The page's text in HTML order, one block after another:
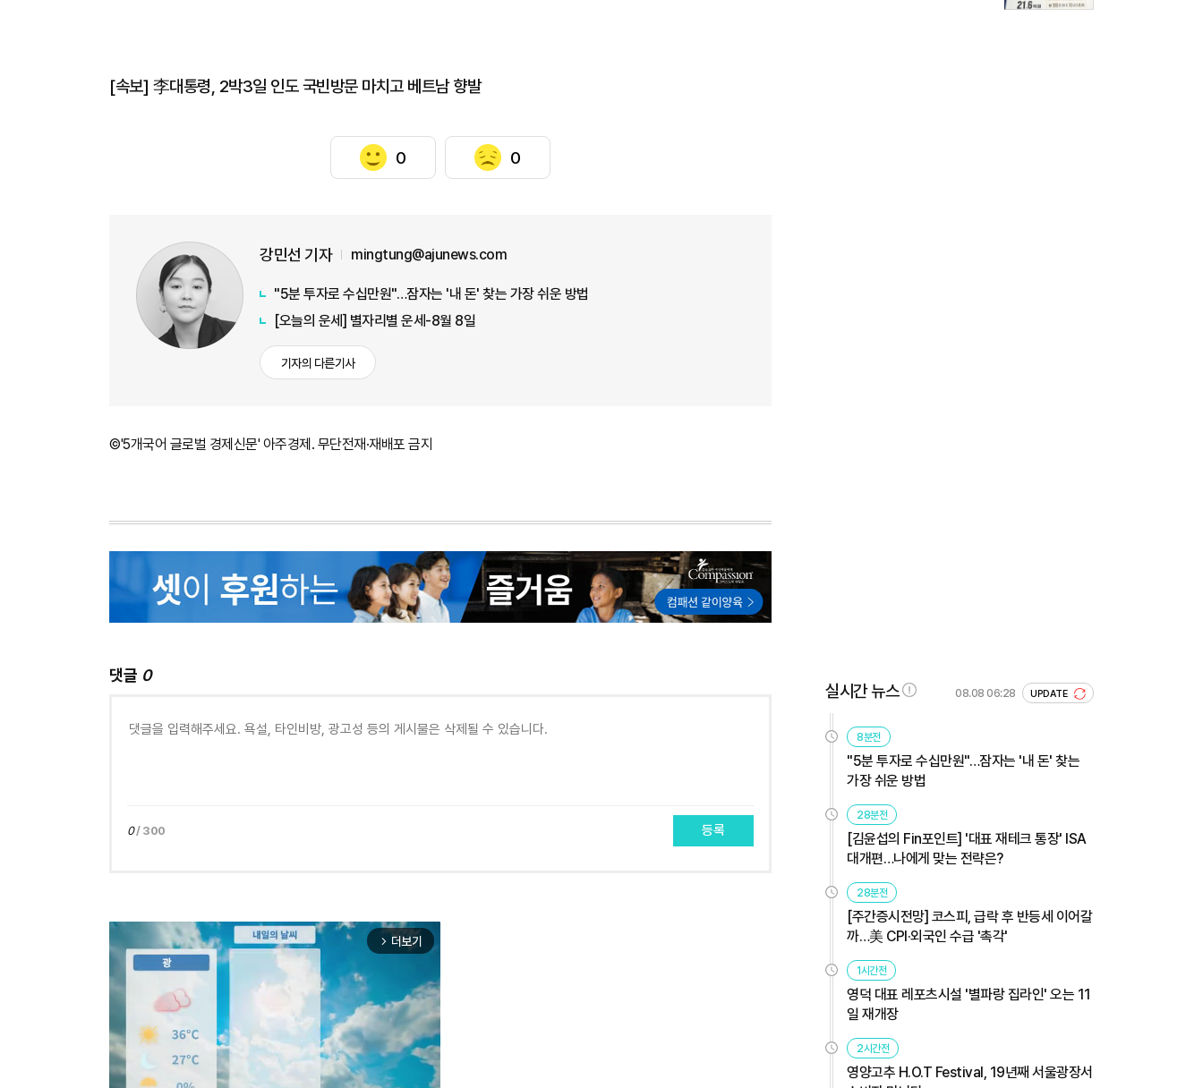
[속보] 李대통령, 2박3일 인도 국빈방문 마치고 베트남 향발
0 0
강민선 기자 mingtung@ajunews.com
"5분 투자로 수십만원"…잠자는 '내 돈' 찾는 가장 쉬운 방법
[오늘의 운세] 별자리별 운세-8월 8일
기자의 다른기사
©'5개국어 글로벌 경제신문' 아주경제. 무단전재·재배포 금지
댓글 0
0/ 300 등록
arrow_forward_ios 더보기
실시간 뉴스 08.08 06:28 UPDATE
8분전
"5분 투자로 수십만원"…잠자는 '내 돈' 찾는
가장 쉬운 방법
28분전
[김윤섭의 Fin포인트] '대표 재테크 통장' ISA
대개편…나에게 맞는 전략은?
28분전
[주간증시전망] 코스피, 급락 후 반등세 이어갈
까…美 CPI·외국인 수급 '촉각'
1시간전
영덕 대표 레포츠시설 '별파랑 집라인' 오는 11
일 재개장
2시간전
영양고추 H.O.T Festival, 19년째 서울광장서